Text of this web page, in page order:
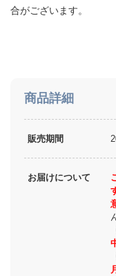
商品詳細
販売期間
お届けについて
合がございます。